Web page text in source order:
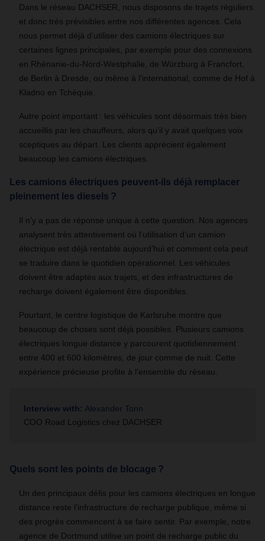
Dans le réseau DACHSER, nous disposons de trajets réguliers
et donc très prévisibles entre nos différentes agences. Cela
nous permet déjà d’utiliser des camions électriques sur
certaines lignes principales, par exemple pour des connexions
en Rhénanie-du-Nord-Westphalie, de Würzburg à Francfort,
de Berlin à Dresde, ou même à l’international, comme de Hof à
Kladno en Tchéquie.
Autre point important : les véhicules sont désormais très bien
accueillis par les chauffeurs, alors qu’il y avait quelques voix
sceptiques au départ. Les clients apprécient également
beaucoup les camions électriques.
Les camions électriques peuvent-ils déjà remplacer
pleinement les diesels ?
Il n’y a pas de réponse unique à cette question. Nos agences
analysent très attentivement où l’utilisation d’un camion
électrique est déjà rentable aujourd’hui et comment cela peut
se traduire dans le quotidien opérationnel. Les véhicules
doivent être adaptés aux trajets, et des infrastructures de
recharge doivent également être disponibles.
Pourtant, le centre logistique de Karlsruhe montre que
beaucoup de choses sont déjà possibles. Plusieurs camions
électriques longue distance y parcourent quotidiennement
entre 400 et 600 kilomètres, de jour comme de nuit. Cette
expérience précieuse profite à l’ensemble du réseau.
Interview with: Alexander Tonn
COO Road Logistics chez DACHSER
Quels sont les points de blocage ?
Un des principaux défis pour les camions électriques en longue
distance reste l’infrastructure de recharge publique, même si
des progrès commencent à se faire sentir. Par exemple, notre
agence de Dortmund utilise un point de recharge public du